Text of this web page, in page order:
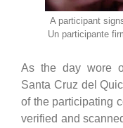
A participant
Un participante
As the day wore
Santa Cruz del
of the participating
verified and